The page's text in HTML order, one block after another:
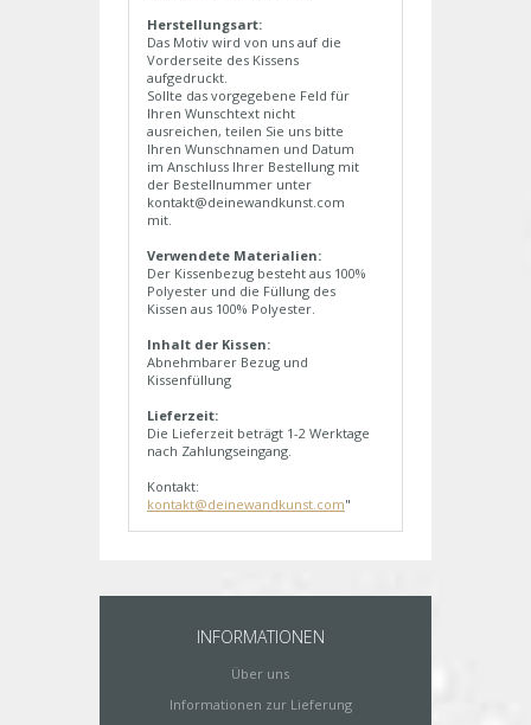
Herstellungsart:
Das Motiv wird von uns auf die
Vorderseite des Kissens
aufgedruckt.
Sollte das vorgegebene Feld für
Ihren Wunschtext nicht
ausreichen, teilen Sie uns bitte
Ihren Wunschnamen und Datum
im Anschluss Ihrer Bestellung mit
der Bestellnummer unter
kontakt@deinewandkunst.com
mit.
Verwendete Materialien:
Der Kissenbezug besteht aus 100%
Polyester und die Füllung des
Kissen aus 100% Polyester.
Inhalt der Kissen:
Abnehmbarer Bezug und
Kissenfüllung
Lieferzeit:
Die Lieferzeit beträgt 1-2 Werktage
nach Zahlungseingang.
Kontakt:
kontakt@deinewandkunst.com"
INFORMATIONEN
Über uns
Informationen zur Lieferung